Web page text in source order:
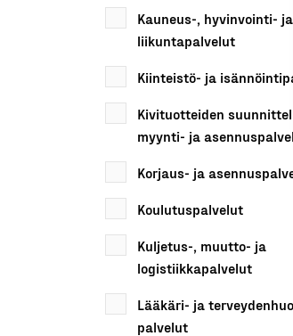
Kauneus-, hyvinvointi- ja
liikuntapalvelut
Kiinteistö- ja
Kivituotteiden
myynti- ja
Korjaus- ja
Koulutuspalvelut
Kuljetus-, muutto- ja
logistiikkapalvelut
Lääkäri- ja
palvelut